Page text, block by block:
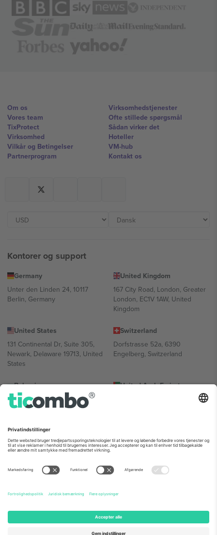
Om os
Vores team
TixProtect
Virksomhed
Vilkår og Betingelser
Partnerprogram
Virksomhedstjenester
Ofte stillede spørgsmål
Sådan virker det
Hoteller
VM-hub
Kontakt os
Kontorer og support
Germany
Unter den Linden 24, 10117
Berlin, Germany
United Kingdom
167 City Road, London, Greater
London, EC1V 1AW, United
Kingdom
United States
131 Continental Dr, Suite 305,
Newark, Delaware 19713, United
States
Switzerland
Dorfstrasse 52a, 6390
Engelberg, Switzerland
Bulgaria
Regus Sofia City West, bul
Totleben 53-55, 1606 Sofia,
United Arab Emirates
UAE Dubai Silicon Oasis, DDP
Mexico
Av Chapultepec 360, Roma
Norte, Cuauhtémoc, 06700
Ciudad de México, CDMX,
sted, begivenhed og/eller domæne. For detaljer se den specifikke
begivenhedsside, tryk og vilkår.,Virksomhed
Ticombo. Alle rettigheder forbeholdes.